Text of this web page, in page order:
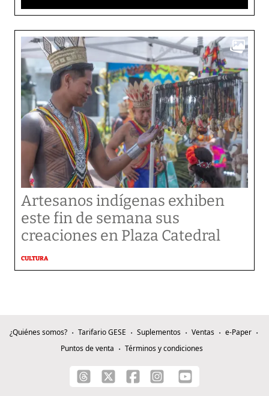
Artesanos indígenas exhiben
este fin de semana sus
creaciones en Plaza Catedral
CULTURA
¿Quiénes somos? Tarifario GESE Suplementos Ventas
e-Paper
Puntos de venta
Términos y condiciones